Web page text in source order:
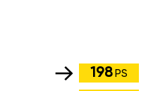
198 PS